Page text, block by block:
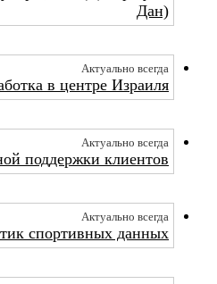
Дан)
Актуально всегда
в центре Израиля
Актуально всегда
поддержки клиентов
Актуально всегда
спортивных данных